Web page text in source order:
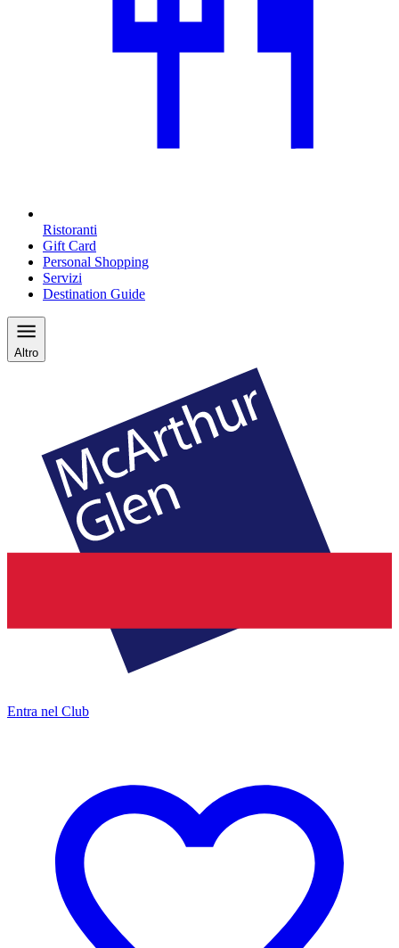
Ristoranti
Gift Card
Personal Shopping
Servizi
Destination Guide
Altro
Entra nel Club